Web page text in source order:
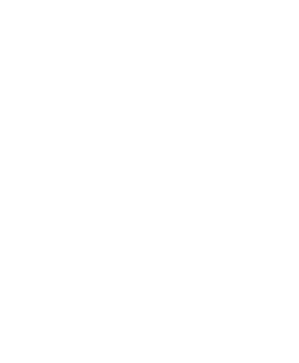
na recepci, za poplatek • prádelna: za